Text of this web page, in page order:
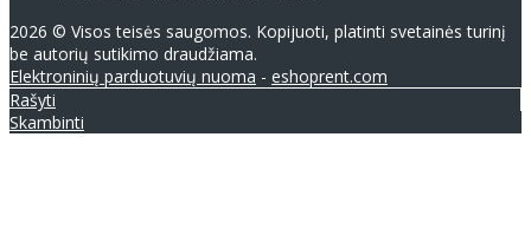
2026 © Visos teisės saugomos. Kopijuoti, platinti svetainės turinį
be autorių sutikimo draudžiama.
Elektroninių parduotuvių nuoma - eshoprent.com
Rašyti
Skambinti